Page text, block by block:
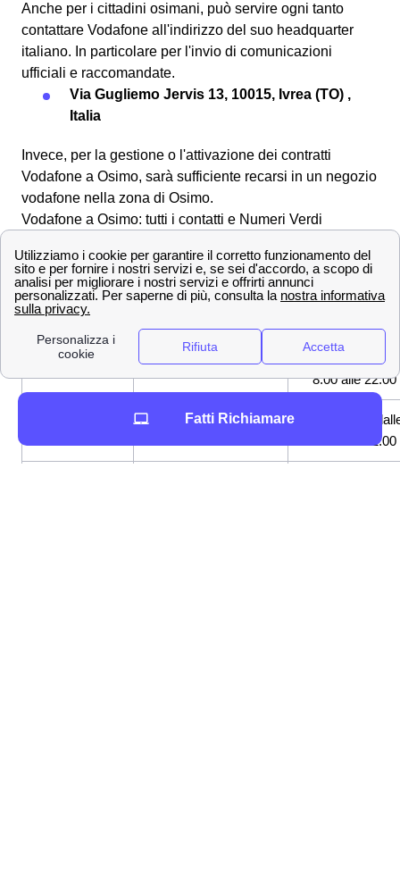
Anche per i cittadini osimani, può servire ogni tanto
contattare Vodafone all'indirizzo del suo headquarter
italiano. In particolare per l'invio di comunicazioni
ufficiali e raccomandate.
Via Gugliemo Jervis 13, 10015, Ivrea (TO) ,
Italia
Invece, per la gestione o l'attivazione dei contratti
Vodafone a Osimo, sarà sufficiente recarsi in un negozio
vodafone nella zona di Osimo.
Vodafone a Osimo: tutti i contatti e Numeri Verdi
Vodafone, virtuale o reale, attraverso i seguenti Numeri
Verdi.
NUMERO VERDE
A COSA SERVE
QUANDO
CHIAMARE
Per clienti Vodafone
Tutti i giorni
8:00 alle 22:00
Per fisso o chi non è
Tutti i giorni
8:00 alle 22:00
Fatti Richiamare